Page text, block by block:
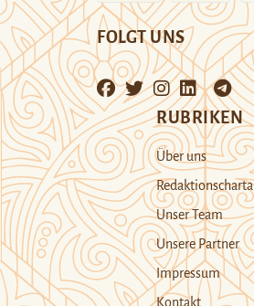
FOLGT UNS
RUBRIKEN
Über uns
Redaktionscharta
Unser Team
Unsere Partner
Impressum
Kontakt